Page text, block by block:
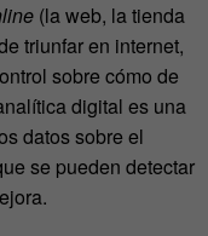
(la web, la tienda
triunfar en internet,
sobre cómo de
digital es una
datos sobre el
se pueden detectar